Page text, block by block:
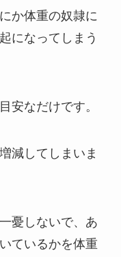
か体重の奴隷に
になってしまう
安なだけです。
減してしまいま
憂しないで、あ
ているかを体重